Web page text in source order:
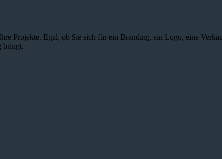
Projekte. Egal, ob Sie sich für ein Branding, ein Logo, eine
bringt.